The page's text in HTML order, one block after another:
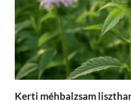
Kerti méhbalzsam